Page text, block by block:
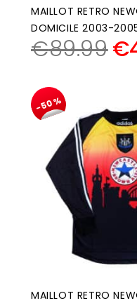
MAILLOT RETRO
DOMICILE 2003-
€89.99€
-50%
MAILLOT RETRO